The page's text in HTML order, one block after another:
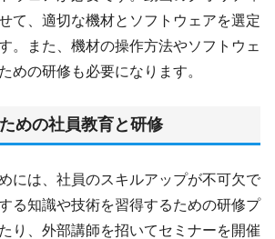
て、適切な機材とソフトウェアを選定
。また、機材の操作方法やソフトウェ
めの研修も必要になります。
めの社員教育と研修
には、社員のスキルアップが不可欠で
る知識や技術を習得するための研修プ
り、外部講師を招いてセミナーを開催